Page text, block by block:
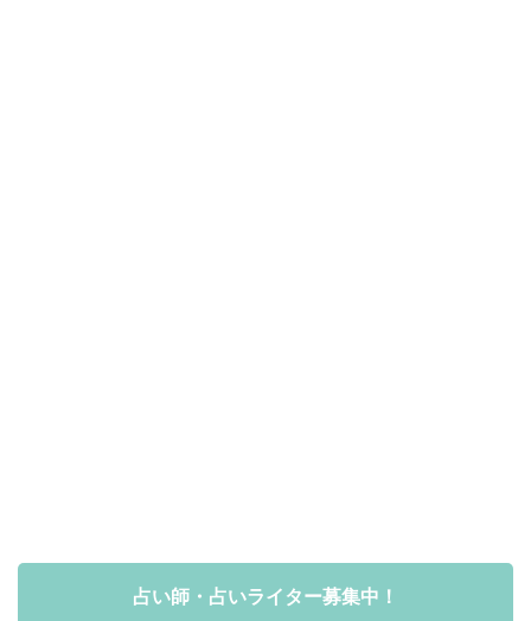
占い師・占いライター募集中！